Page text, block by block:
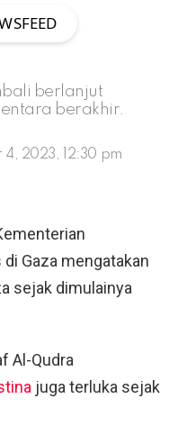
berlanjut
berakhir.
4, 2023, 12:30 pm
Gaza mengatakan
sejak dimulainya
Al-Qudra
juga terluka sejak